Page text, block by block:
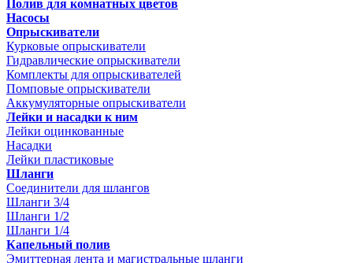
Полив для комнатных цветов
Насосы
Опрыскиватели
Курковые опрыскиватели
Гидравлические опрыскиватели
Комплекты для опрыскивателей
Помповые опрыскиватели
Аккумуляторные опрыскиватели
Лейки и насадки к ним
Лейки оцинкованные
Насадки
Лейки пластиковые
Шланги
Соединители для шлангов
Шланги 3/4
Шланги 1/2
Шланги 1/4
Капельный полив
Эмиттерная лента и магистральные шланги